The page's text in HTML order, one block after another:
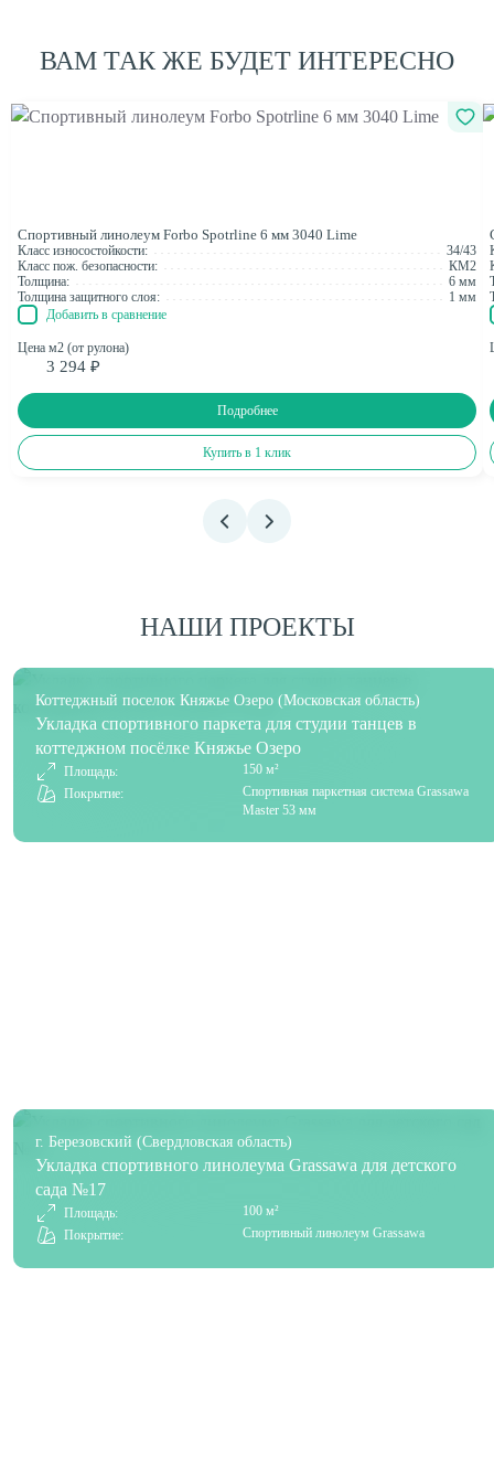
ВАМ ТАК ЖЕ БУДЕТ ИНТЕРЕСНО
Спортивный линолеум Forbo Spotrline 6 мм 3040 Lime
Класс износостойкости:
34/43
Класс пож. безопасности:
КМ2
Толщина:
6 мм
Толщина защитного слоя:
1 мм
Добавить в сравнение
Цена м2 (от рулона)
3 294 ₽
Подробнее
Купить в 1 клик
НАШИ ПРОЕКТЫ
Коттеджный поселок Княжье Озеро (Московская область)
Укладка спортивного паркета для студии танцев в
коттеджном посёлке Княжье Озеро
Площадь:
150 м²
Покрытие:
Спортивная паркетная система Grassawa
Master 53 мм
г. Березовский (Свердловская область)
Укладка спортивного линолеума Grassawa для детского
сада №17
Площадь:
100 м²
Покрытие:
Спортивный линолеум Grassawa